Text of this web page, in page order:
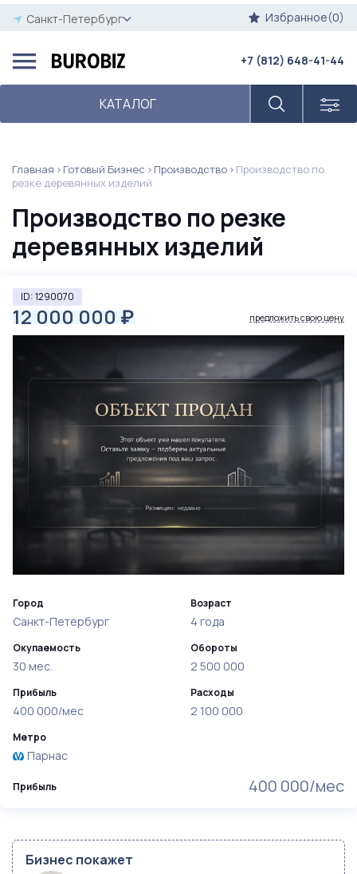
Санкт-Петербург Избранное(0)
КАТАЛОГ
+7 (812) 648-41-44
Главная Готовый Бизнес Производство
Производство по
резке деревянных изделий
Производство по резке
деревянных изделий
ID: 1290070
12 000 000 ₽ предложить свою цену
Прибыль 400 000/мес
Город
Санкт-Петербург
Окупаемость
30 мес.
Прибыль
400 000/мес
Возраст
4 года
Обороты
2 500 000
Расходы
2 100 000
Метро
Парнас
Бизнес покажет